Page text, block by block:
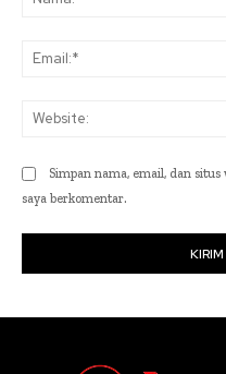
Simpan nama, email, dan
saya berkomentar.